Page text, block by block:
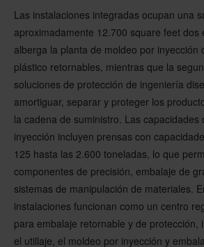
Las instalaciones integradas ocupan una
aproximadamente 12.700 square feet dos
alberga la planta de moldeo por inyección
plástico retornables, mientras que la
soluciones de protección de ingeniería
amortiguar, separar y proteger los
la cadena de suministro. Las capacidades
inyección incluyen prensas con
125 hasta las 2.600 toneladas, lo que
componentes de precisión, embalaje de
sistemas de manipulación de materiales.
instalaciones funcionan como un centro
para embalaje retornable y de protección,
el utillaje, el moldeo por inyección y